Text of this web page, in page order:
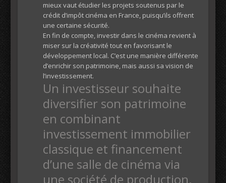
mieux vaut étudier les projets soutenus par le
crédit d’impôt cinéma en France, puisqu’ils offrent
une certaine sécurité.
En fin de compte, investir dans le cinéma revient à
miser sur la créativité tout en favorisant le
développement local. C’est une manière différente
d’enrichir son patrimoine, mais aussi sa vision de
l’investissement.
Un investisseur souhaite
diversifier son patrimoine
en combinant
investissement immobilier
classique et financement
d’une salle de cinéma via
une société de production.